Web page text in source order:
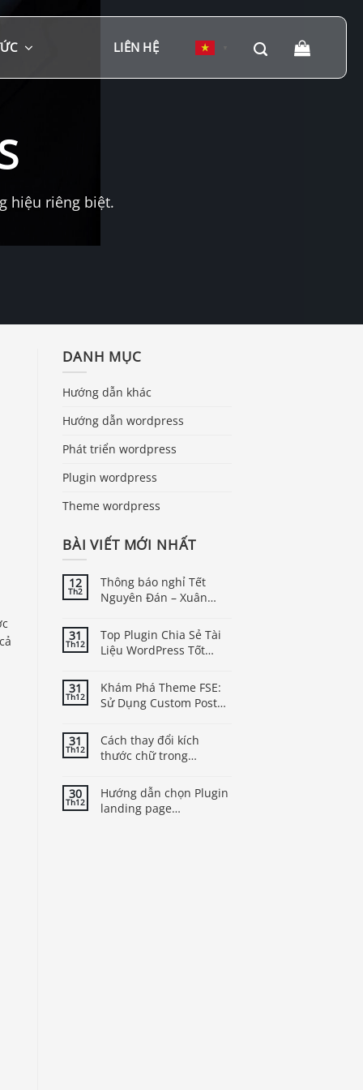
LIÊN HỆ
hiệu riêng biệt.
DANH MỤC
Hướng dẫn khác
Hướng dẫn wordpress
Phát triển wordpress
Plugin wordpress
Theme wordpress
BÀI VIẾT MỚI NHẤT
12
Th2
Thông báo nghỉ Tết
Nguyên Đán – Xuân
31
Th12
Top Plugin Chia Sẻ Tài
Liệu WordPress Tốt
31
Th12
Khám Phá Theme FSE:
Sử Dụng Custom Post
31
Th12
Cách thay đổi kích
thước chữ trong
trải nghiệm người dùng
30
Th12
Hướng dẫn chọn Plugin
landing page